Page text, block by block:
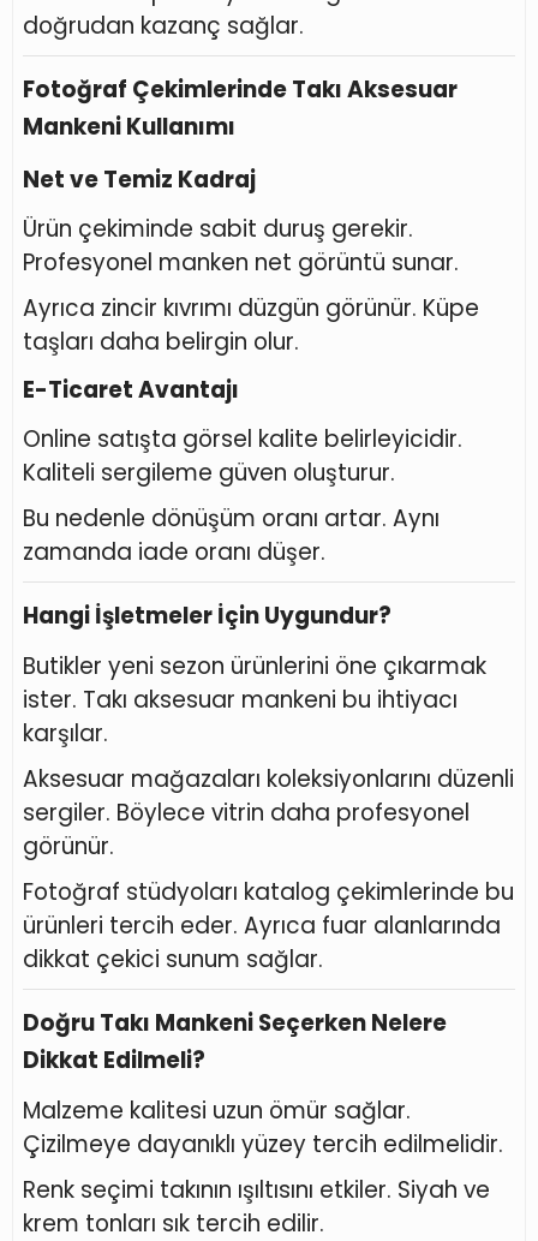
doğrudan kazanç sağlar.
Fotoğraf Çekimlerinde Takı Aksesuar
Mankeni Kullanımı
Net ve Temiz Kadraj
Ürün çekiminde sabit duruş gerekir.
Profesyonel manken net görüntü sunar.
Ayrıca zincir kıvrımı düzgün görünür. Küpe
taşları daha belirgin olur.
E-Ticaret Avantajı
Online satışta görsel kalite belirleyicidir.
Kaliteli sergileme güven oluşturur.
Bu nedenle dönüşüm oranı artar. Aynı
zamanda iade oranı düşer.
Hangi İşletmeler İçin Uygundur?
Butikler yeni sezon ürünlerini öne çıkarmak
ister. Takı aksesuar mankeni bu ihtiyacı
karşılar.
Aksesuar mağazaları koleksiyonlarını düzenli
sergiler. Böylece vitrin daha profesyonel
görünür.
Fotoğraf stüdyoları katalog çekimlerinde bu
ürünleri tercih eder. Ayrıca fuar alanlarında
dikkat çekici sunum sağlar.
Doğru Takı Mankeni Seçerken Nelere
Dikkat Edilmeli?
Malzeme kalitesi uzun ömür sağlar.
Çizilmeye dayanıklı yüzey tercih edilmelidir.
Renk seçimi takının ışıltısını etkiler. Siyah ve
krem tonları sık tercih edilir.